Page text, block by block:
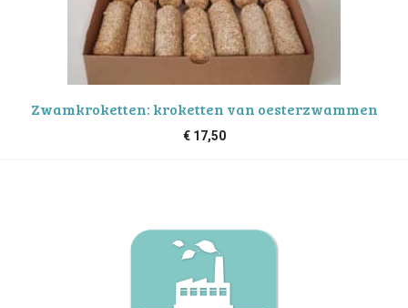
Zwamkroketten: kroketten van oesterzwammen
€17,50